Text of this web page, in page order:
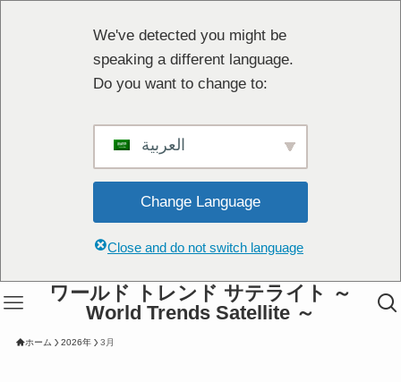
We've detected you might be
speaking a different language.
Do you want to change to:
العربية
Change Language
Close and do not switch language
ワールド トレンド サテライト ～
World Trends Satellite ～
ホーム 2026年 3月